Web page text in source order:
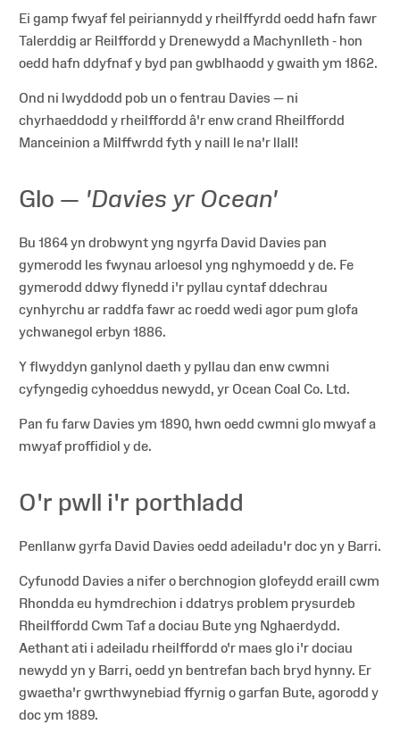
Ei gamp fwyaf fel peiriannydd y rheilffyrdd oedd hafn fawr
Talerddig ar Reilffordd y Drenewydd a Machynlleth - hon
oedd hafn ddyfnaf y byd pan gwblhaodd y gwaith ym 1862.
Ond ni lwyddodd pob un o fentrau Davies — ni
chyrhaeddodd y rheilffordd â'r enw crand Rheilffordd
Manceinion a Milffwrdd fyth y naill le na'r llall!
Glo — 'Davies yr Ocean'
Bu 1864 yn drobwynt yng ngyrfa David Davies pan
gymerodd les fwynau arloesol yng nghymoedd y de. Fe
gymerodd ddwy flynedd i'r pyllau cyntaf ddechrau
cynhyrchu ar raddfa fawr ac roedd wedi agor pum glofa
ychwanegol erbyn 1886.
Y flwyddyn ganlynol daeth y pyllau dan enw cwmni
cyfyngedig cyhoeddus newydd, yr Ocean Coal Co. Ltd.
Pan fu farw Davies ym 1890, hwn oedd cwmni glo mwyaf a
mwyaf proffidiol y de.
O'r pwll i'r porthladd
Penllanw gyrfa David Davies oedd adeiladu'r doc yn y Barri.
Cyfunodd Davies a nifer o berchnogion glofeydd eraill cwm
Rhondda eu hymdrechion i ddatrys problem prysurdeb
Rheilffordd Cwm Taf a dociau Bute yng Nghaerdydd.
Aethant ati i adeiladu rheilffordd o'r maes glo i'r dociau
newydd yn y Barri, oedd yn bentrefan bach bryd hynny. Er
gwaetha'r gwrthwynebiad ffyrnig o garfan Bute, agorodd y
doc ym 1889.